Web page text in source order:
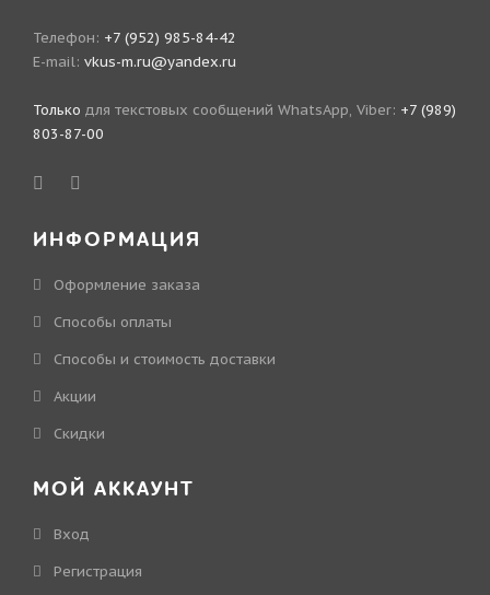
Телефон: +7 (952) 985-84-42
E-mail: vkus-m.ru@yandex.ru
Только для текстовых сообщений WhatsApp, Viber: +7 (989)
803-87-00
ИНФОРМАЦИЯ
Оформление заказа
Способы оплаты
Способы и стоимость доставки
Акции
Скидки
МОЙ АККАУНТ
Вход
Регистрация